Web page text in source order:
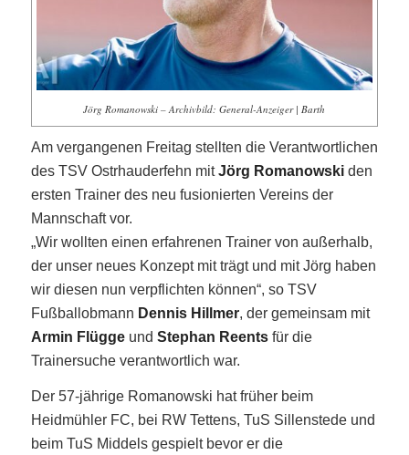
Jörg Romanowski – Archivbild: General-Anzeiger | Barth
Am vergangenen Freitag stellten die Verantwortlichen
des TSV Ostrhauderfehn mitJörg Romanowskiden
ersten Trainer des neu fusionierten Vereins der
Mannschaft vor.
„Wir wollten einen erfahrenen Trainer von außerhalb,
der unser neues Konzept mit trägt und mit Jörg haben
wir diesen nun verpflichten können“, so TSV
Fußballobmann Dennis Hillmer, der gemeinsam mit
Armin Flüggeund Stephan Reentsfür die
Trainersuche verantwortlich war.
Der 57-jährige Romanowski hat früher beim
Heidmühler FC, bei RW Tettens, TuS Sillenstede und
beim TuS Middels gespielt bevor er die